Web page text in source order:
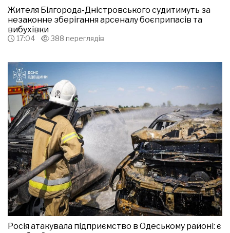
Жителя Білгорода-Дністровського судитимуть за
незаконне зберігання арсеналу боєприпасів та
вибухівки
17:04 388 переглядів
Росія атакувала підприємство в Одеському районі: є